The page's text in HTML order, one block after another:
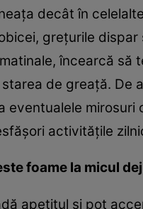
decât în
grețurile
încearcă
de greață. De
eventualele
activitățile
foame la micul
apetitul și pot